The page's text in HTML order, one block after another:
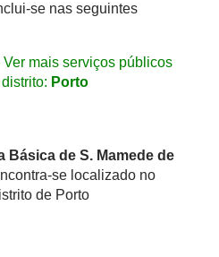
se nas seguintes
mais serviços públicos
Porto
Básica de S. Mamede de
se localizado no
de Porto